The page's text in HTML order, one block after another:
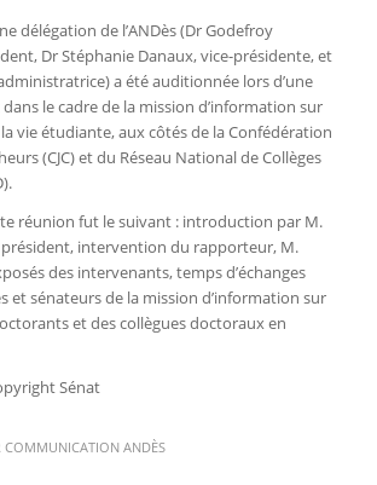
délégation de l’ANDès (Dr Godefroy
Dr Stéphanie Danaux, vice-présidente, et
a été auditionnée lors d’une
le cadre de la mission d’information sur
vie étudiante, aux côtés de la Confédération
(CJC) et du Réseau National de Collèges
réunion fut le suivant : introduction par M.
président, intervention du rapporteur, M.
des intervenants, temps d’échanges
et sénateurs de la mission d’information sur
et des collègues doctoraux en
Sénat
COMMUNICATION ANDÈS